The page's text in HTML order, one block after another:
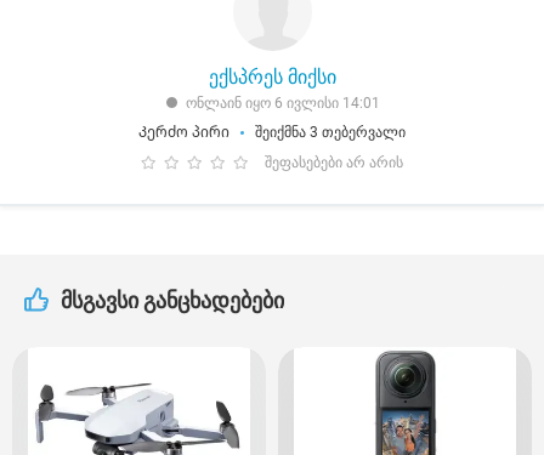
ექსპრეს მიქსი
ონლაინ იყო 6 ივლისი 14:01
Კერძო პირი
შეიქმნა 3 თებერვალი
შეფასებები არ არის
მსგავსი განცხადებები